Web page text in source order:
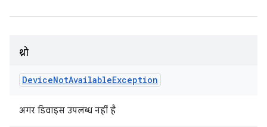
थ्रो
DeviceNotAvailableException
अगर डिवाइस उपलब्ध नहीं है